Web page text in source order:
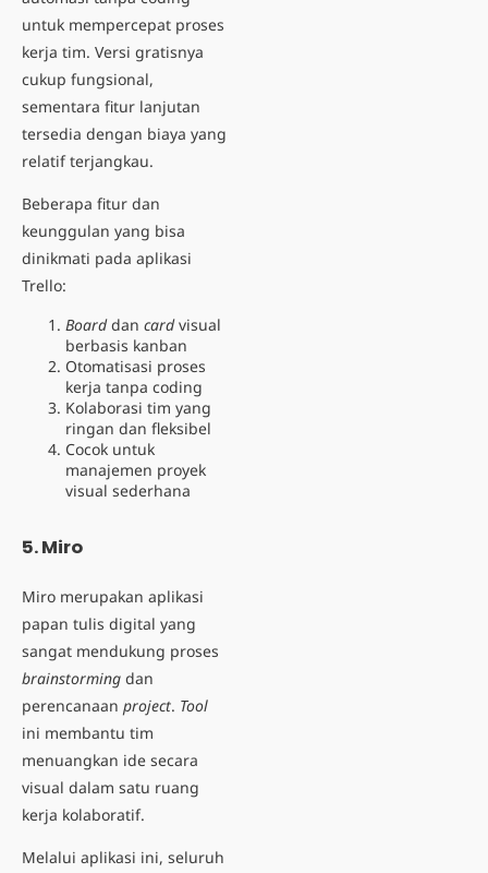
untuk mempercepat proses
kerja tim. Versi gratisnya
cukup fungsional,
sementara fitur lanjutan
tersedia dengan biaya yang
relatif terjangkau.
Beberapa fitur dan
keunggulan yang bisa
dinikmati pada aplikasi
Trello:
Boarddan cardvisual
berbasis kanban
Otomatisasi proses
kerja tanpa coding
Kolaborasi tim yang
ringan dan fleksibel
Cocok untuk
manajemen proyek
visual sederhana
5. Miro
Miro merupakan aplikasi
papan tulis digital yang
sangat mendukung proses
brainstorming dan
perencanaan project. Tool
ini membantu tim
menuangkan ide secara
visual dalam satu ruang
kerja kolaboratif.
Melalui aplikasi ini, seluruh